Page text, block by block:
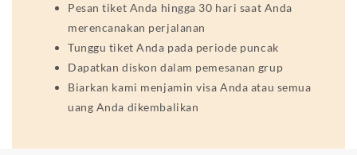
Pesan tiket Anda hingga 30 hari saat Anda
merencanakan perjalanan
Tunggu tiket Anda pada periode puncak
Dapatkan diskon dalam pemesanan grup
Biarkan kami menjamin visa Anda atau semua
uang Anda dikembalikan